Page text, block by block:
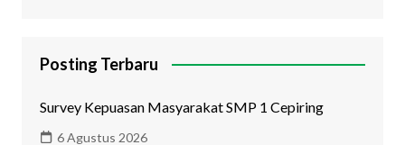
Posting Terbaru
Survey Kepuasan Masyarakat SMP 1 Cepiring
6 Agustus 2026